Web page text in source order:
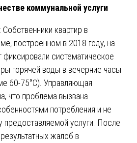
коммунальной услуги
: Собственники квартир в
построенном в 2018 году, на
фиксировали систематическое
горячей воды в вечерние часы
60-75°C). Управляющая
что проблема вызвана
потребления и не
предоставляемой услуги. После
жалоб в